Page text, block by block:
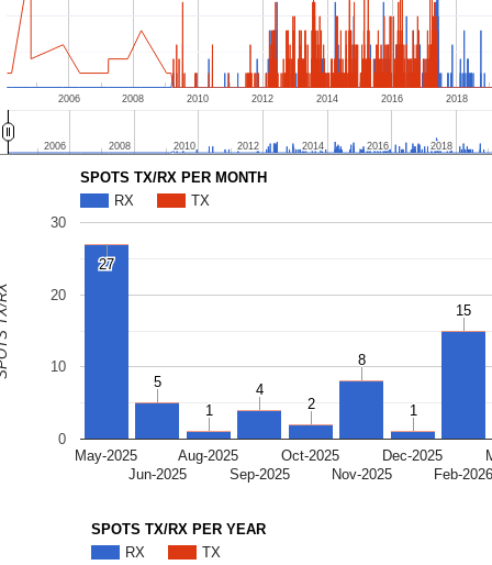
2006 2008 2010 2012 2014 2016 2018
2006
2006 2008
2008 2010
2010 2012
2012 2014
2014 2016
2016 2018
2018
SPOTS TX/RX PER MONTH
RX
TX
May-2025
Jun-2025
Aug-2025
Sep-2025
Oct-2025
Nov-2025
Dec-2025
Feb-2026
0
10
20
30
27
27
5
5
1
1
4
4
2
2
8
8
1
1
15
15
RX
SPOTS TX/RX PER YEAR
RX
TX